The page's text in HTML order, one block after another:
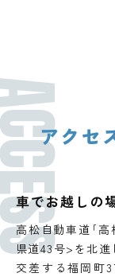
アクセ
車でお越しの
高松自動車道｢
県道43号>を北進
交差する福岡町